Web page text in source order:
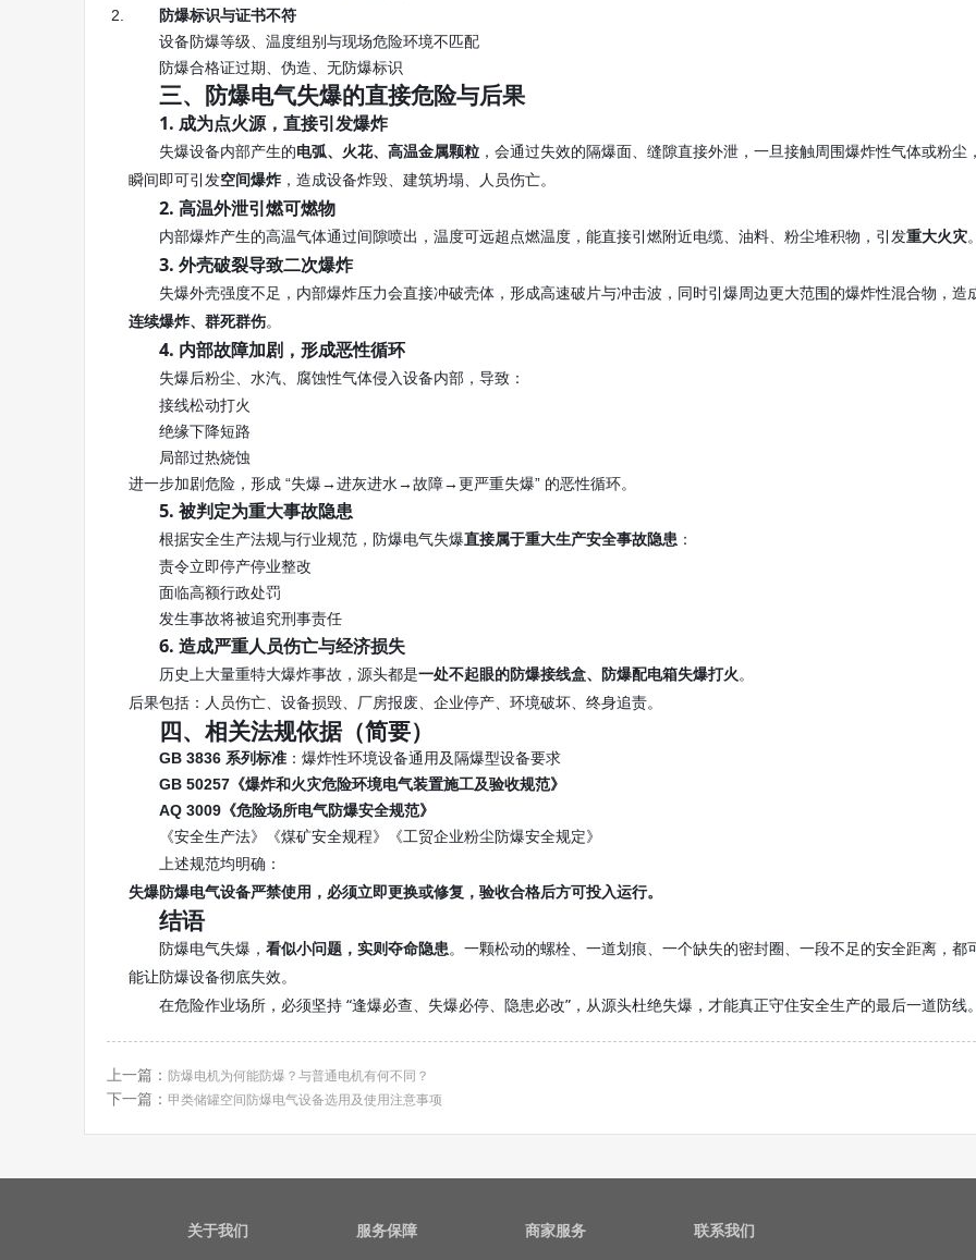
防爆标识与证书不符
设备防爆等级、温度组别与现场危险环境不匹配
防爆合格证过期、伪造、无防爆标识
三、防爆电气失爆的直接危险与后果
1. 成为点火源，直接引发爆炸
失爆设备内部产生的电弧、火花、高温金属颗粒 ，会通过失效的隔爆面、缝隙直接外泄，一旦接触周围爆炸性气体或粉尘
瞬间即可引发空间爆炸，造成设备炸毁、建筑坍塌、人员伤亡。
2. 高温外泄引燃可燃物
内部爆炸产生的高温气体通过间隙喷出，温度可远超点燃温度，能直接引燃附近电缆、油料、粉尘堆积物，引发重大火灾
3. 外壳破裂导致二次爆炸
失爆外壳强度不足，内部爆炸压力会直接冲破壳体，形成高速破片与冲击波，同时引爆周边更大范围的爆炸性混合物，造
连续爆炸、群死群伤。
4. 内部故障加剧，形成恶性循环
失爆后粉尘、水汽、腐蚀性气体侵入设备内部，导致：
接线松动打火
绝缘下降短路
局部过热烧蚀
进一步加剧危险，形成 “失爆→进灰进水→故障→更严重失爆” 的恶性循环。
5. 被判定为重大事故隐患
根据安全生产法规与行业规范，防爆电气失爆直接属于重大生产安全事故隐患 ：
责令立即停产停业整改
面临高额行政处罚
发生事故将被追究刑事责任
6. 造成严重人员伤亡与经济损失
历史上大量重特大爆炸事故，源头都是一处不起眼的防爆接线盒、防爆配电箱失爆打火。
后果包括：人员伤亡、设备损毁、厂房报废、企业停产、环境破坏、终身追责。
四、相关法规依据（简要）
GB 3836 系列标准 ：爆炸性环境设备通用及隔爆型设备要求
GB 50257《爆炸和火灾危险环境电气装置施工及验收规范》
AQ 3009《危险场所电气防爆安全规范》
《安全生产法》《煤矿安全规程》《工贸企业粉尘防爆安全规定》
上述规范均明确：
失爆防爆电气设备严禁使用，必须立即更换或修复，验收合格后方可投入运行。
结语
防爆电气失爆， 看似小问题，实则夺命隐患。一颗松动的螺栓、一道划痕、一个缺失的密封圈、一段不足的安全距离，都
能让防爆设备彻底失效。
在危险作业场所，必须坚持 “逢爆必查、失爆必停、隐患必改”，从源头杜绝失爆，才能真正守住安全生产的最后一道防线
上一篇： 防爆电机为何能防爆？与普通电机有何不同？
下一篇： 甲类储罐空间防爆电气设备选用及使用注意事项
关于我们 服务保障 商家服务 联系我们